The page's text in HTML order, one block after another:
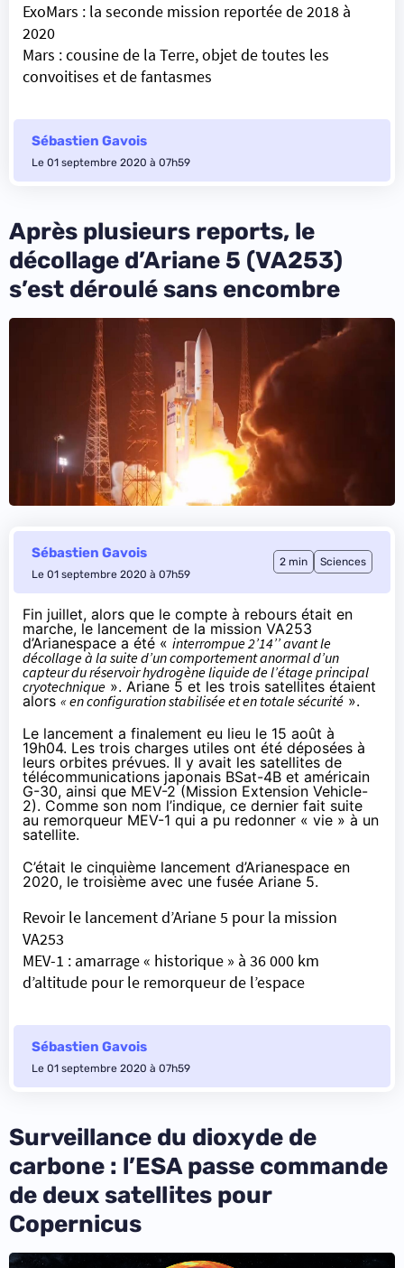
ExoMars : la seconde mission reportée de 2018 à
2020
Mars : cousine de la Terre, objet de toutes les
convoitises et de fantasmes
Sébastien Gavois
Le 01 septembre 2020 à 07h59
Après plusieurs reports, le
décollage d’Ariane 5 (VA253)
s’est déroulé sans encombre
Sébastien Gavois
Le 01 septembre 2020 à 07h59
2 min Sciences
Fin juillet, alors que le compte à rebours était en
marche, le lancement de la mission VA253
d’Arianespace a été « interrompue 2’14’’ avant le
décollage à la suite d’un comportement anormal d’un
capteur du réservoir hydrogène liquide de l’étage principal
cryotechnique ». Ariane 5 et les trois satellites étaient
alors « en configuration stabilisée et en totale sécurité ».
Le lancement a finalement eu lieu le 15 août à
19h04. Les trois charges utiles ont été déposées à
leurs orbites prévues. Il y avait les satellites de
télécommunications japonais BSat-4B et américain
G-30, ainsi que MEV-2 (Mission Extension Vehicle-
2). Comme son nom l’indique, ce dernier fait suite
au remorqueur MEV-1 qui a pu redonner « vie » à un
satellite.
C’était le cinquième lancement d’Arianespace en
2020, le troisième avec une fusée Ariane 5.
Revoir le lancement d’Ariane 5 pour la mission
VA253
MEV-1 : amarrage « historique » à 36 000 km
d’altitude pour le remorqueur de l’espace
Sébastien Gavois
Le 01 septembre 2020 à 07h59
Surveillance du dioxyde de
carbone : l’ESA passe commande
de deux satellites pour
Copernicus